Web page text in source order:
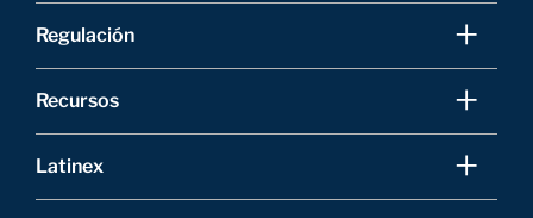
Regulación
Recursos
Latinex